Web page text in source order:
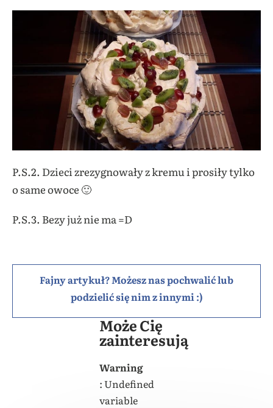
P.S.2. Dzieci zrezygnowały z kremu i prosiły tylko
o same owoce 🙂
P.S.3. Bezy już nie ma =D
Fajny artykuł? Możesz nas pochwalić lub
podzielić się nim z innymi :)
Może Cię
zainteresują
Warning
: Undefined
variable